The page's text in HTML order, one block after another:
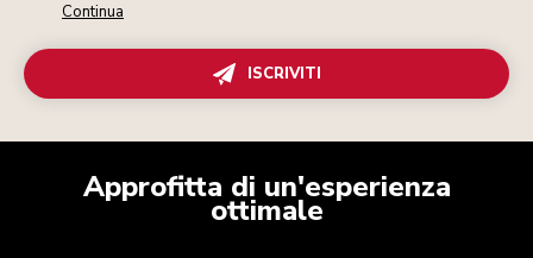
Continua
ISCRIVITI
Approfitta di un'esperienza
ottimale